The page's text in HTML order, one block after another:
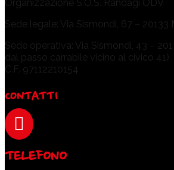
Organizzazione S.O.S. Randagi ODV
Sede legale: Via Sismondi, 67 – 20133
Sede operativa: Via Sismondi, 43 –
dal passo carrabile vicino al civico 41)
C.F. 97112210154
CONTATTI

TELEFONO